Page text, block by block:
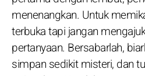
menenangkan. Untuk
terbuka tapi jangan
pertanyaan. Bersabarlah,
simpan sedikit misteri, dan